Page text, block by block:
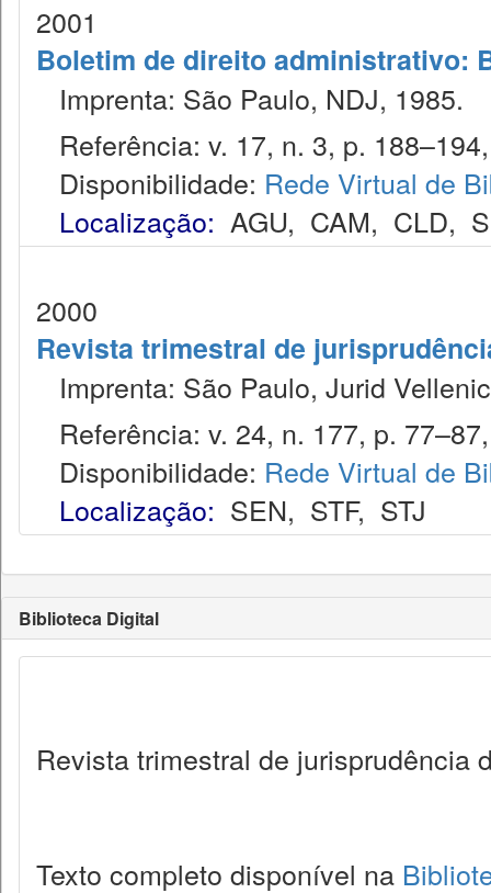
2001
Boletim de direito administrativo:
Imprenta: São Paulo, NDJ, 1985.
Referência: v. 17, n. 3, p.
Disponibilidade: Rede Virtual de
Localização: AGU, CAM, CLD,
2000
Revista trimestral de
Imprenta: São Paulo, Jurid
Referência: v. 24, n. 177, p.
Disponibilidade: Rede Virtual de
Localização: SEN, STF, STJ
Biblioteca Digital
Revista trimestral de jurisprudência
Texto completo disponível na